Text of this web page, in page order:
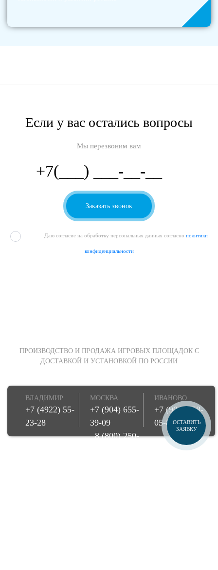
Если у вас остались вопросы
Мы перезвоним вам
Даю согласие на обработку персональных данных согласно политики
конфиденциальности
ПРОИЗВОДСТВО И ПРОДАЖА ИГРОВЫХ ПЛОЩАДОК С
ДОСТАВКОЙ И УСТАНОВКОЙ ПО РОССИИ
ВЛАДИМИР
+7 (4922) 55-
23-28
МОСКВА
+7 (904) 655-
39-09
8 (800) 250-
ИВАНОВО
+7 (904) 858-
05-85ОСТАВИТЬ
ЗАЯВКУ